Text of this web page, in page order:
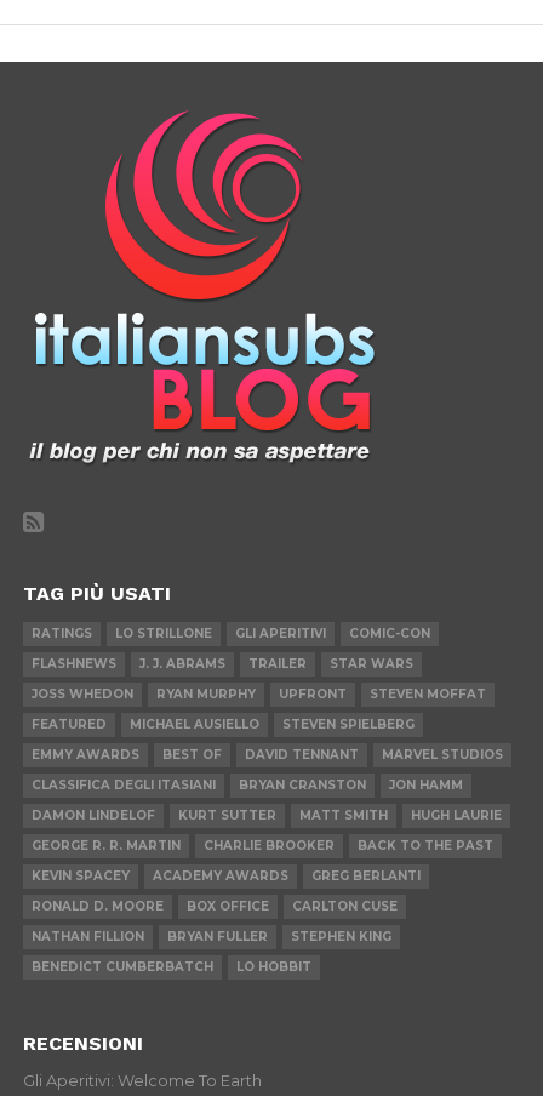
TAG PIÙ USATI
RATINGS LO STRILLONE GLI APERITIVI
COMIC-CON
FLASHNEWS
J. J. ABRAMS TRAILER
STAR WARS
JOSS WHEDON
RYAN MURPHY UPFRONT
STEVEN MOFFAT
FEATURED
MICHAEL AUSIELLO
STEVEN SPIELBERG
EMMY AWARDS
BEST OF DAVID TENNANT
MARVEL STUDIOS
CLASSIFICA DEGLI ITASIANI
BRYAN CRANSTON
JON HAMM
DAMON LINDELOF
KURT SUTTER MATT SMITH
HUGH LAURIE
GEORGE R. R. MARTIN
CHARLIE BROOKER
BACK TO THE PAST
KEVIN SPACEY
ACADEMY AWARDS
GREG BERLANTI
RONALD D. MOORE
BOX OFFICE
CARLTON CUSE
NATHAN FILLION
BRYAN FULLER
STEPHEN KING
BENEDICT CUMBERBATCH
LO HOBBIT
RECENSIONI
Gli Aperitivi: Welcome To Earth